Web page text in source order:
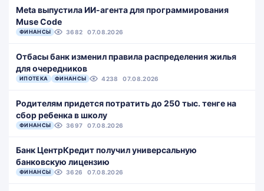
Meta выпустила ИИ-агента для программирования
Muse Code
ФИНАНСЫ 3682 07.08.2026
Отбасы банк изменил правила распределения жилья
для очередников
ИПОТЕКА ФИНАНСЫ 4238 07.08.2026
Родителям придется потратить до 250 тыс. тенге на
сбор ребенка в школу
ФИНАНСЫ 3697 07.08.2026
Банк ЦентрКредит получил универсальную
банковскую лицензию
ФИНАНСЫ 3626 07.08.2026